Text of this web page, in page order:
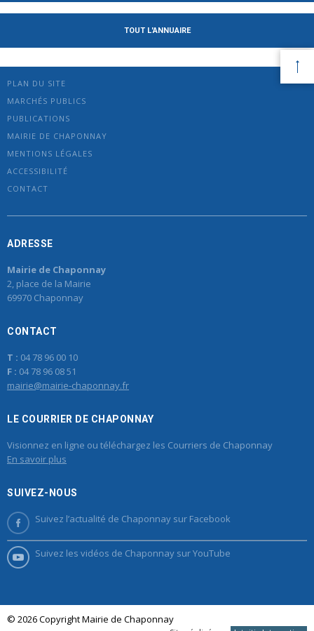
TOUT L'ANNUAIRE
PLAN DU SITE
MARCHÉS PUBLICS
PUBLICATIONS
MAIRIE DE CHAPONNAY
MENTIONS LÉGALES
ACCESSIBILITÉ
CONTACT
ADRESSE
Mairie de Chaponnay
2, place de la Mairie
69970 Chaponnay
CONTACT
T : 04 78 96 00 10
F : 04 78 96 08 51
mairie@mairie-chaponnay.fr
LE COURRIER DE CHAPONNAY
Visionnez en ligne ou téléchargez les Courriers de Chaponnay
En savoir plus
SUIVEZ-NOUS
Suivez l’actualité de Chaponnay sur Facebook
Suivez les vidéos de Chaponnay sur YouTube
© 2026 Copyright Mairie de Chaponnay